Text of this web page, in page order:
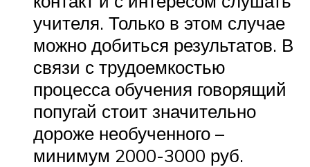
учителя. Только в этом случае
можно добиться результатов. В
связи с трудоемкостью
процесса обучения говорящий
попугай стоит значительно
дороже необученного –
минимум 2000-3000 руб.